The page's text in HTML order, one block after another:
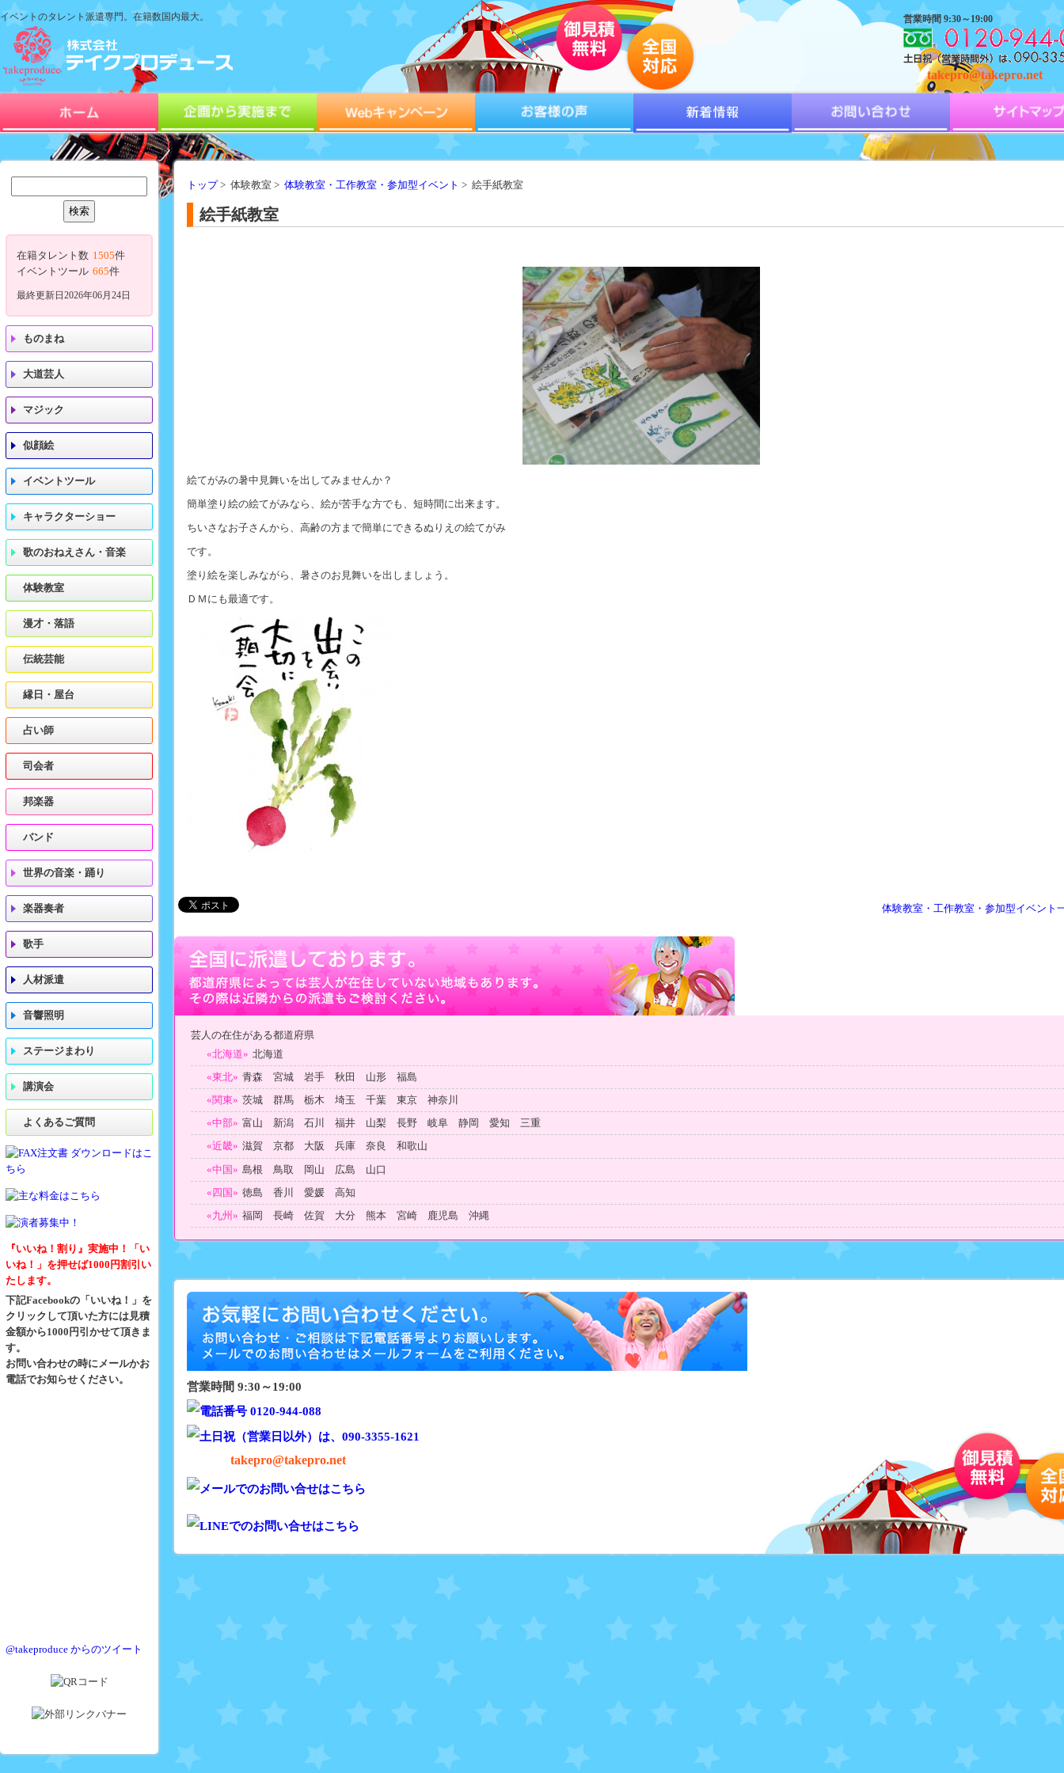
イベントのタレント派遣専門。在籍数国内最大。 営業時間 9:30～19:00
takepro@takepro.net
トップ> 体験教室 > 体験教室・工作教室・参加型イベント > 絵手紙教室
絵手紙教室
絵てがみの暑中見舞いを出してみませんか？
簡単塗り絵の絵てがみなら、絵が苦手な方でも、短時間に出来ます。
ちいさなお子さんから、高齢の方まで簡単にできるぬりえの絵てがみ
です。
塗り絵を楽しみながら、暑さのお見舞いを出しましょう。
ＤＭにも最適です。
体験教室・工作教室・参加型イベント
芸人の在住がある都道府県
«北海道» 北海道
«東北» 青森 宮城 岩手 秋田 山形 福島
«関東» 茨城 群馬 栃木 埼玉 千葉 東京 神奈川
«中部» 富山 新潟 石川 福井 山梨 長野 岐阜 静岡 愛知 三重
«近畿» 滋賀 京都 大阪 兵庫 奈良 和歌山
«中国» 島根 鳥取 岡山 広島 山口
«四国» 徳島 香川 愛媛 高知
«九州» 福岡 長崎 佐賀 大分 熊本 宮崎 鹿児島 沖縄
営業時間 9:30～19:00
takepro@takepro.net
在籍タレント数 1505件
イベントツール 665件
最終更新日2026年06月24日
ものまね
大道芸人
マジック
似顔絵
イベントツール
キャラクターショー
歌のおねえさん・音楽
体験教室
漫才・落語
伝統芸能
縁日・屋台
占い師
司会者
邦楽器
バンド
世界の音楽・踊り
楽器奏者
歌手
人材派遣
音響照明
ステージまわり
講演会
よくあるご質問
『いいね！割り』実施中！「い
いね！」を押せば1000円割引い
たします。
下記Facebookの「いいね！」を
クリックして頂いた方には見積
金額から1000円引かせて頂きま
す。
お問い合わせの時にメールかお
電話でお知らせください。
@takeproduce からのツイート